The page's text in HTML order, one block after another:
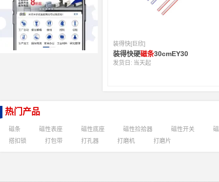
装得快[巨欣]
装得快硬磁条30cmEY30
发货日: 当天起
热门产品
磁条 磁性表座 磁性底座 磁性捡拾器 磁性开关
搭扣锁
打包带 打孔器 打磨机 打磨片